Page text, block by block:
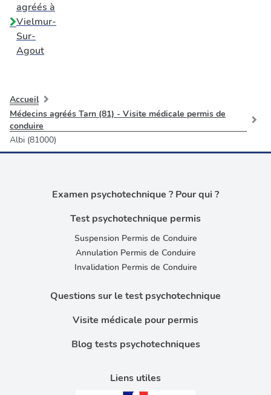
agréés à
Vielmur-
Sur-
Agout
Accueil
Médecins agréés Tarn (81) - Visite médicale permis de
conduire
Albi (81000)
Liens utiles
Examen psychotechnique ? Pour qui ?
Test psychotechnique permis
Suspension Permis de Conduire
Annulation Permis de Conduire
Invalidation Permis de Conduire
Questions sur le test psychotechnique
Visite médicale pour permis
Blog tests psychotechniques